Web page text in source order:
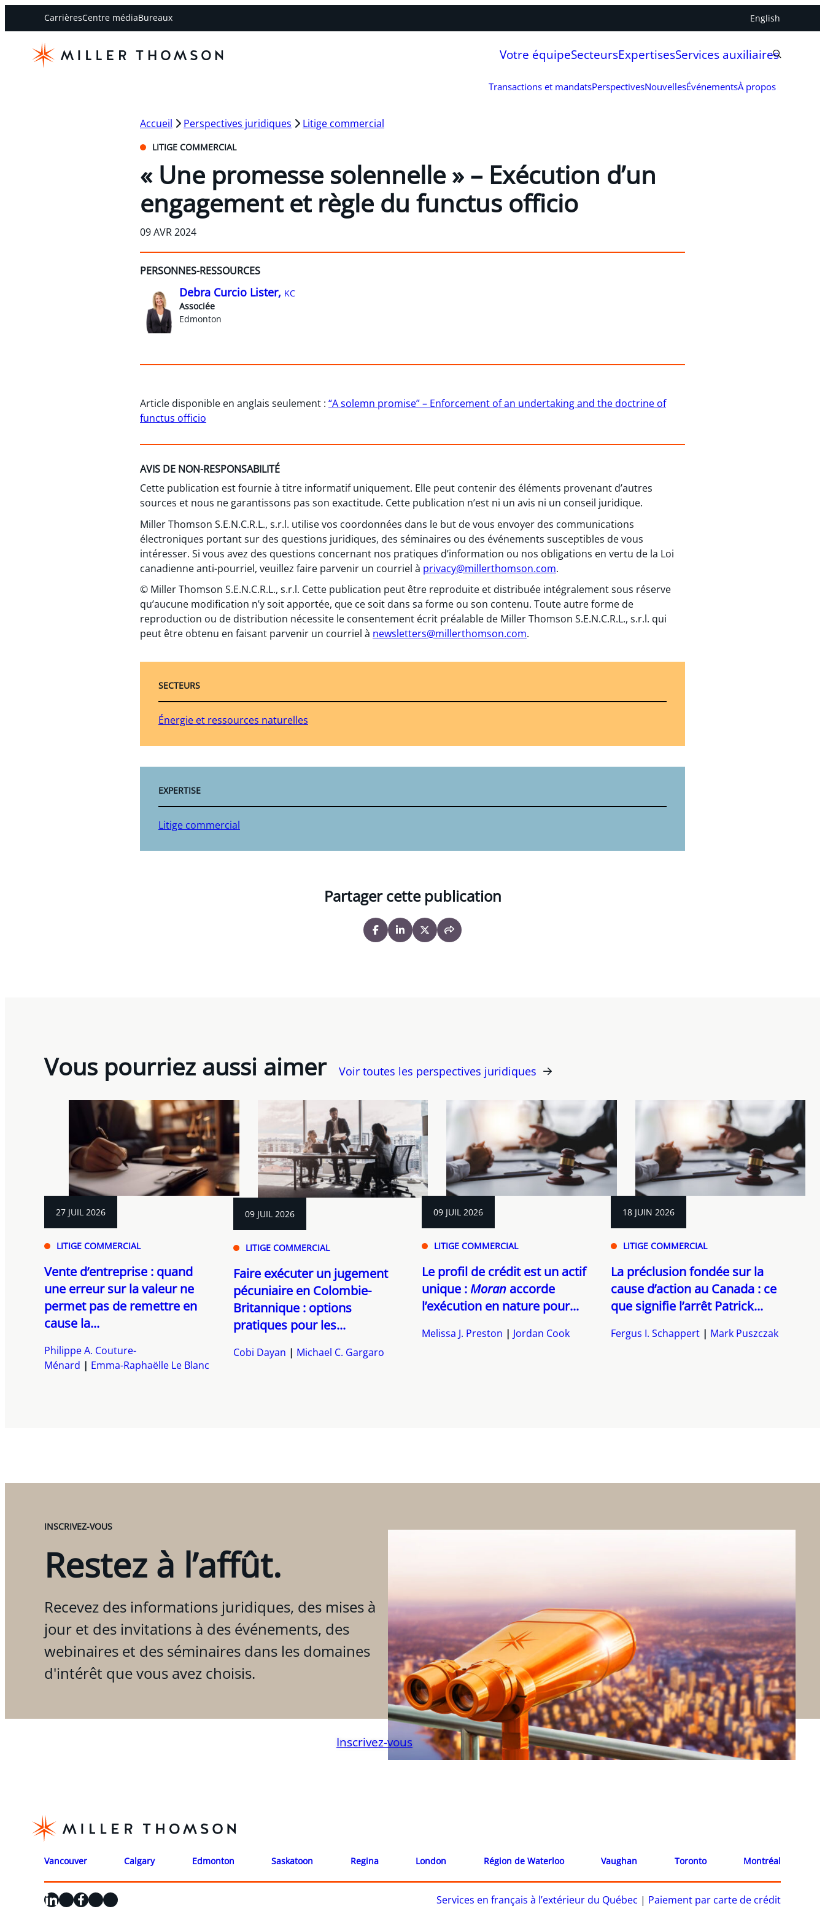
CarrièresCentre médiaBureaux English
Votre équipeSecteursExpertisesServices auxiliaires
Transactions et mandatsPerspectivesNouvellesÉvénementsÀ propos
Accueil Perspectives juridiques Litige commercial
LITIGE COMMERCIAL
« Une promesse solennelle » – Exécution d’un
engagement et règle du functus officio
09 AVR 2024
PERSONNES-RESSOURCES
Debra Curcio Lister, KC
Associée
Edmonton
Article disponible en anglais seulement : “A solemn promise” – Enforcement of an undertaking and the doctrine of
functus officio
AVIS DE NON-RESPONSABILITÉ
Cette publication est fournie à titre informatif uniquement. Elle peut contenir des éléments provenant d’autres
sources et nous ne garantissons pas son exactitude. Cette publication n’est ni un avis ni un conseil juridique.
Miller Thomson S.E.N.C.R.L., s.r.l. utilise vos coordonnées dans le but de vous envoyer des communications
électroniques portant sur des questions juridiques, des séminaires ou des événements susceptibles de vous
intéresser. Si vous avez des questions concernant nos pratiques d’information ou nos obligations en vertu de la Loi
canadienne anti-pourriel, veuillez faire parvenir un courriel à privacy@millerthomson.com.
© Miller Thomson S.E.N.C.R.L., s.r.l. Cette publication peut être reproduite et distribuée intégralement sous réserve
qu’aucune modification n’y soit apportée, que ce soit dans sa forme ou son contenu. Toute autre forme de
reproduction ou de distribution nécessite le consentement écrit préalable de Miller Thomson S.E.N.C.R.L., s.r.l. qui
peut être obtenu en faisant parvenir un courriel à newsletters@millerthomson.com.
SECTEURS
Énergie et ressources naturelles
EXPERTISE
Litige commercial
Partager cette publication
Vous pourriez aussi aimer Voir toutes les perspectives juridiques
27 JUIL 2026
LITIGE COMMERCIAL
Vente d’entreprise : quand
une erreur sur la valeur ne
permet pas de remettre en
cause la...
Philippe A. Couture-
Ménard
Emma-Raphaëlle Le Blanc
09 JUIL 2026
LITIGE COMMERCIAL
Faire exécuter un jugement
pécuniaire en Colombie-
Britannique : options
pratiques pour les...
Cobi Dayan Michael C. Gargaro
09 JUIL 2026
LITIGE COMMERCIAL
Le profil de crédit est un actif
unique :Moran accorde
l’exécution en nature pour...
Melissa J. Preston Jordan Cook
18 JUIN 2026
LITIGE COMMERCIAL
La préclusion fondée sur la
cause d’action au Canada : ce
que signifie l’arrêt Patrick...
Fergus I. Schappert Mark Puszczak
INSCRIVEZ-VOUS
Restez à l’affût.
Recevez des informations juridiques, des mises à
jour et des invitations à des événements, des
webinaires et des séminaires dans les domaines
d'intérêt que vous avez choisis.
Inscrivez-vous
Vancouver Calgary Edmonton Saskatoon Regina London Région de Waterloo Vaughan Toronto Montréal
LinkedIn
X Facebook
Instagram
YouTube Services en français à l’extérieur du Québec | Paiement par carte de crédit